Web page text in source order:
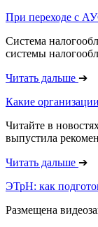
При переходе с
Система
системы
Читать дальше ➔
Какие
Читайте в
выпустила
Читать дальше ➔
ЭТрН: как
Размещена